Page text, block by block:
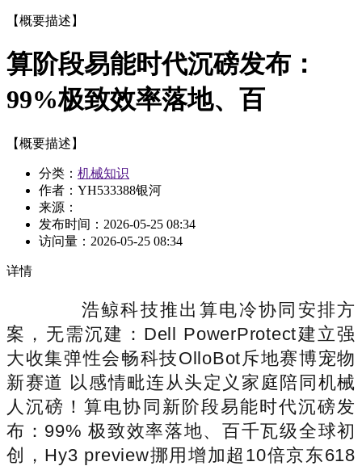
【概要描述】
算阶段易能时代沉磅发布：
99%极致效率落地、百
【概要描述】
分类： 机械知识
作者：YH533388银河
来源：
发布时间： 2026-05-25 08:34
访问量： 2026-05-25 08:34
详情
浩鲸科技推出算电冷协同安排方
案，无需沉建：Dell PowerProtect建立强
大收集弹性会畅科技OlloBot斥地赛博宠物
新赛道 以感情毗连从头定义家庭陪同机械
人沉磅！算电协同新阶段易能时代沉磅发
布：99% 极致效率落地、百千瓦级全球初
创，Hy3 preview挪用增加超10倍京东618